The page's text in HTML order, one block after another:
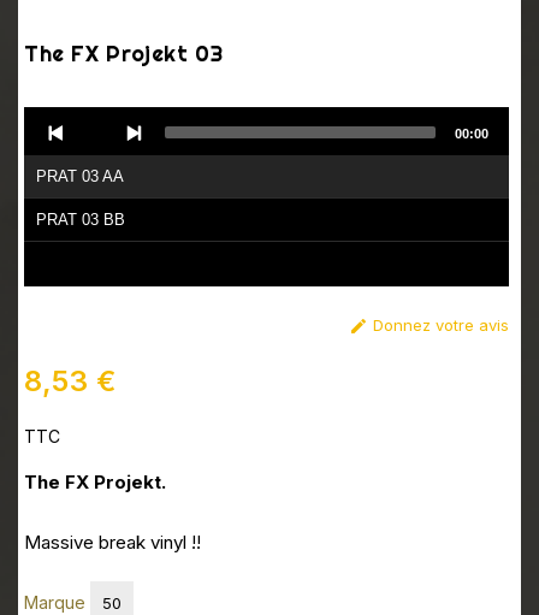
The FX Projekt 03
Player
PRAT 03 AA
PRAT 03 BB
00:00
 Donnez votre avis
8,53 €
TTC
The FX Projekt.
Massive break vinyl !!
Marque 50